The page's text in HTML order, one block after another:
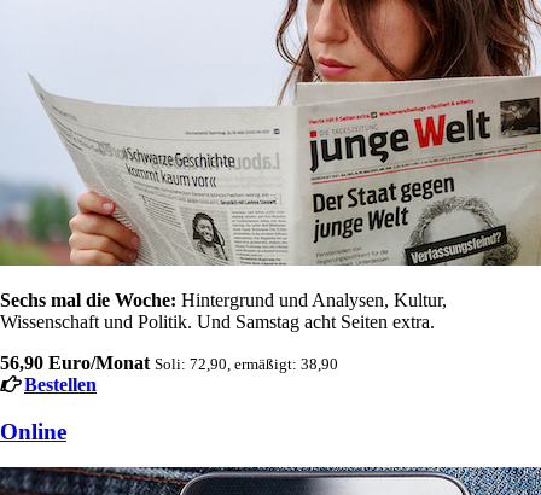
Sechs mal die Woche: Hintergrund und Analysen, Kultur,
Wissenschaft und Politik. Und Samstag acht Seiten extra.
56,90 Euro/Monat Soli: 72,90, ermäßigt: 38,90
Bestellen
Online